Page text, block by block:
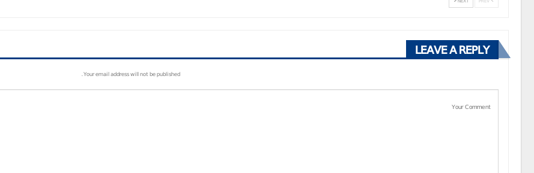
LEAVE A REPLY
Your email address will not be published.